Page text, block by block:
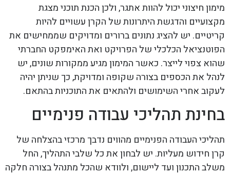
מימון חיצוני יכול להוות אתגר, ולכן הכנת תוכני מצגת
מקצועיים והדגשת היתרונות של הקרן עשויים להיות
קריטיים. יש להציג נתונים ברורים ומדויקים שממחישים את
הפוטנציאל הכלכלי של הפרויקט ואת האימפקט החברתי
שהוא צפוי לייצר. כאשר המימון מגיע ממקורות שונים, יש
לנהל את הכספים בצורה שקופה ומדויקת, כך שניתן יהיה
לעקוב אחרי השימושים ולהתאים את התוכניות בהתאם.
בחינת תהליכי עבודה פנימיים
תהליכי העבודה הפנימיים מהווים נדבך מרכזי בהצלחה של
קרן חידוש מעליות. יש לבחון את כל שלבי התהליך, החל
משלב התכנון ועד ליישום, ולוודא שהכל מתנהל בצורה חלקה